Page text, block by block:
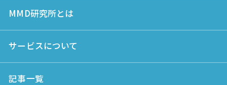
MMD研究所とは
サービスについて
記事一覧